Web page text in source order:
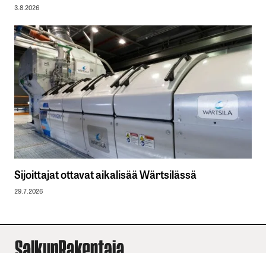
3.8.2026
Sijoittajat ottavat aikalisää Wärtsilässä
29.7.2026